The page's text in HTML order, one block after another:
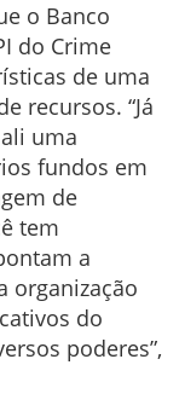
o Banco
do Crime
de uma
recursos. “Já
uma
fundos em
de
tem
a
organização
do
poderes”,